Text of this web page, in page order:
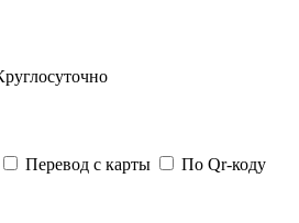
Перевод с карты По Qr-коду